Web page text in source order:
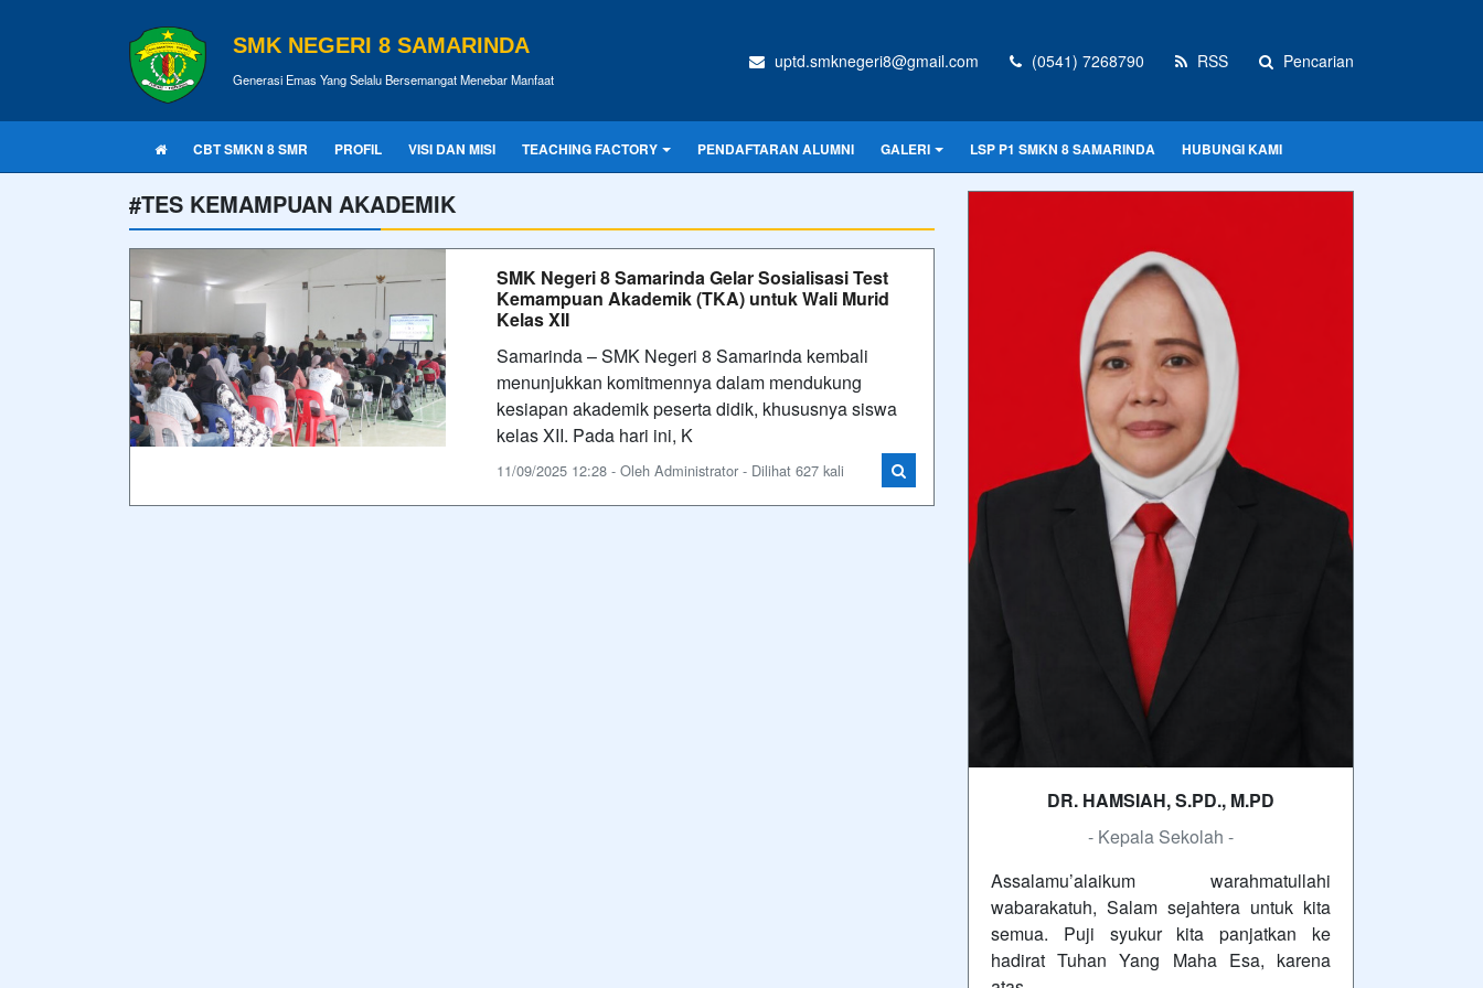
SMK NEGERI 8 SAMARINDA
Generasi Emas Yang Selalu Bersemangat Menebar Manfaat
uptd.smknegeri8@gmail.com (0541) 7268790 RSS Pencarian
CBT SMKN 8 SMR PROFIL VISI DAN MISI TEACHING FACTORY PENDAFTARAN ALUMNI GALERI LSP P1 SMKN 8 SAMARINDA HUBUNGI KAMI
#TES KEMAMPUAN AKADEMIK
SMK Negeri 8 Samarinda Gelar Sosialisasi Test
Kemampuan Akademik (TKA) untuk Wali Murid
Kelas XII
Samarinda – SMK Negeri 8 Samarinda kembali
menunjukkan komitmennya dalam mendukung
kesiapan akademik peserta didik, khususnya siswa
kelas XII. Pada hari ini, K
11/09/2025 12:28 - Oleh Administrator - Dilihat 627 kali
DR. HAMSIAH, S.PD., M.PD
- Kepala Sekolah -
Assalamu’alaikum warahmatullahi
wabarakatuh, Salam sejahtera untuk kita
semua. Puji syukur kita panjatkan ke
hadirat Tuhan Yang Maha Esa, karena